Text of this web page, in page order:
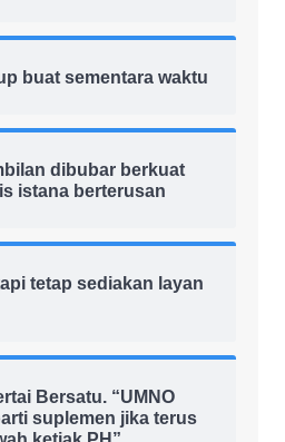
buat sementara waktu
dibubar berkuat
istana berterusan
tetap sediakan layan
Bersatu. “UMNO
suplemen jika terus